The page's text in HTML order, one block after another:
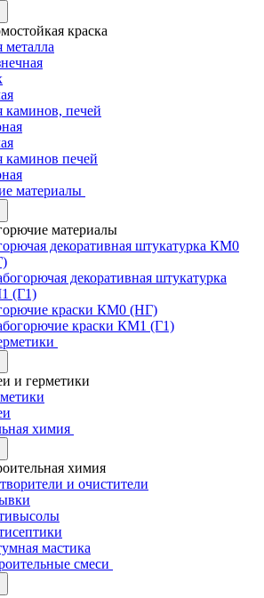
краска
металла
каминов, печей
каминов печей
материалы
материалы
декоративная штукатурка КМ0
декоративная штукатурка
(Г1)
краски КМ0 (НГ)
краски КМ1 (Г1)
и герметики
химия
химия
и очистители
мастика
смеси